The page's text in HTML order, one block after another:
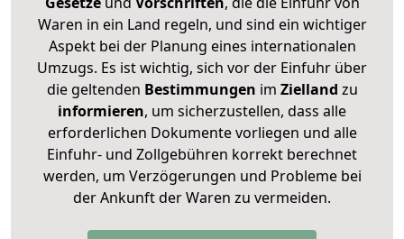
Waren in ein Land regeln, und sind ein wichtiger
Aspekt bei der Planung eines internationalen
Umzugs. Es ist wichtig, sich vor der Einfuhr über
die geltenden Bestimmungen im Zielland zu
informieren, um sicherzustellen, dass alle
erforderlichen Dokumente vorliegen und alle
Einfuhr- und Zollgebühren korrekt berechnet
werden, um Verzögerungen und Probleme bei
der Ankunft der Waren zu vermeiden.